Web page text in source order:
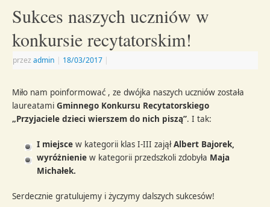
Sukces naszych uczniów w
konkursie recytatorskim!
przezadmin | 18/03/2017 |
Miło nam poinformować , ze dwójka naszych uczniów została
laureatamiGminnego Konkursu Recytatorskiego
„Przyjaciele dzieci wierszem do nich piszą”. I tak:
I miejscew kategorii klas I-III zająłAlbert Bajorek,
wyróżnieniew kategorii przedszkoli zdobyła Maja
Michałek.
Serdecznie gratulujemy i życzymy dalszych sukcesów!